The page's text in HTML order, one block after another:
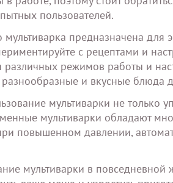
пользователей.
мультиварка предназначена
с рецептами и
различных режимов работы и
и вкусные блюда
мультиварки не только
мультиварки обладают
повышенном давлении,
мультиварки в